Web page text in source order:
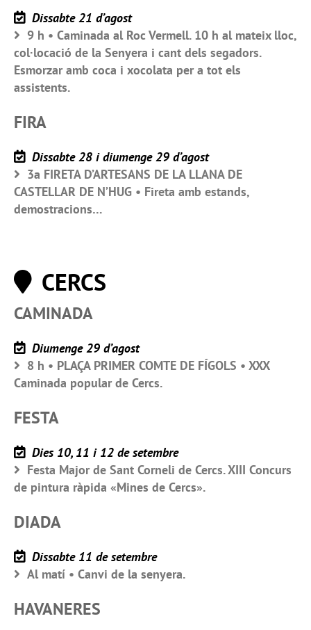
Dissabte 21 d’agost
9 h • Caminada al Roc Vermell. 10 h al mateix lloc,
col·locació de la Senyera i cant dels segadors.
Esmorzar amb coca i xocolata per a tot els
assistents.
FIRA
Dissabte 28 i diumenge 29 d’agost
3a FIRETA D’ARTESANS DE LA LLANA DE
CASTELLAR DE N’HUG • Fireta amb estands,
demostracions…
CERCS
CAMINADA
Diumenge 29 d’agost
8 h • PLAÇA PRIMER COMTE DE FÍGOLS • XXX
Caminada popular de Cercs.
FESTA
Dies 10, 11 i 12 de setembre
Festa Major de Sant Corneli de Cercs. XIII Concurs
de pintura ràpida «Mines de Cercs».
DIADA
Dissabte 11 de setembre
Al matí • Canvi de la senyera.
HAVANERES